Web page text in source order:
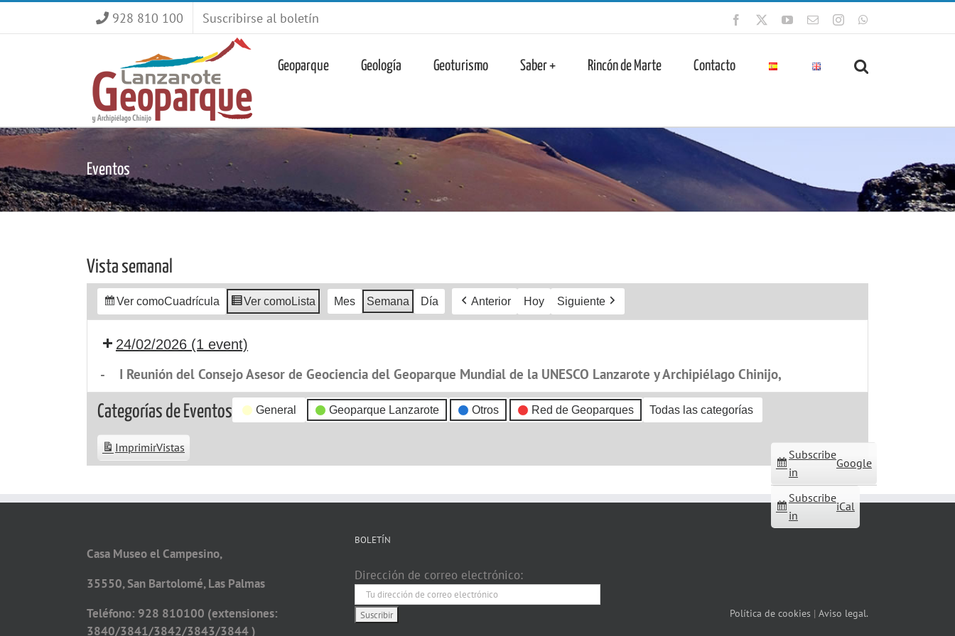
928 810 100 Suscribirse al boletín Facebook YouTube
CorreoInstagram
Geoparque Geología Geoturismo Saber + Rincón de Marte Contacto
Eventos
Vista semanal
Ver comoCuadrícula Ver comoLista Mes Semana Día Anterior Hoy Siguiente
24/02/2026 (1 event)
- I Reunión del Consejo Asesor de Geociencia del Geoparque Mundial de la UNESCO Lanzarote y Archipiélago Chinijo,
Categorías de Eventos General Geoparque Lanzarote Otros Red de Geoparques Todas las categorías
Subscribe
in
Google
Subscribe
in
iCal
ImprimirVistas
Casa Museo el Campesino,
35550, San Bartolomé, Las Palmas
Teléfono: 928 810100 (extensiones:
3840/3841/3842/3843/3844 )
BOLETÍN
Dirección de correo electrónico:
Política de cookies | Aviso legal.